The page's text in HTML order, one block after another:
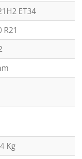
ET34
R21
Kg